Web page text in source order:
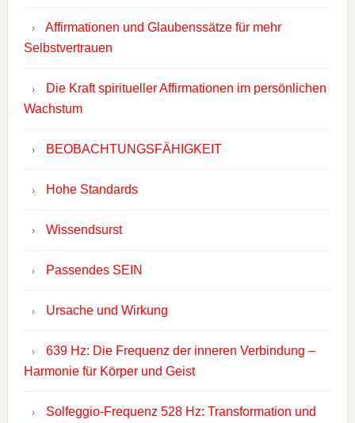
Affirmationen und Glaubenssätze für mehr
Selbstvertrauen
Die Kraft spiritueller Affirmationen im persönlichen
Wachstum
BEOBACHTUNGSFÄHIGKEIT
Hohe Standards
Wissendsurst
Passendes SEIN
Ursache und Wirkung
639 Hz: Die Frequenz der inneren Verbindung –
Harmonie für Körper und Geist
Solfeggio-Frequenz 528 Hz: Transformation und